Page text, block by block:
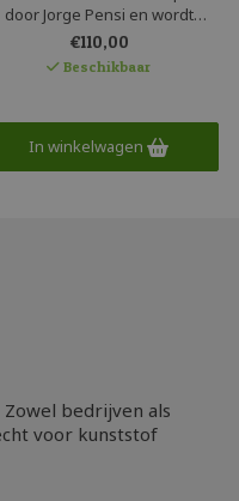
door Jorge Pensi en wordt
door het Spaanse
Een design armstoel van
bestendig polypropyleen met
armstoel is geschikt
binnen en buiten gebruik.
€110,00
Beschikbaar
In winkelwagen
Zowel bedrijven als
voor kunststof